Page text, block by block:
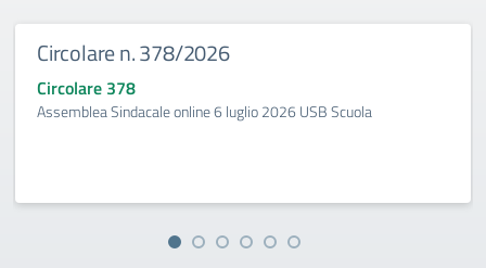
Circolare n. 378/2026
Circolare 378
Assemblea Sindacale online 6 luglio 2026 USB Scuola